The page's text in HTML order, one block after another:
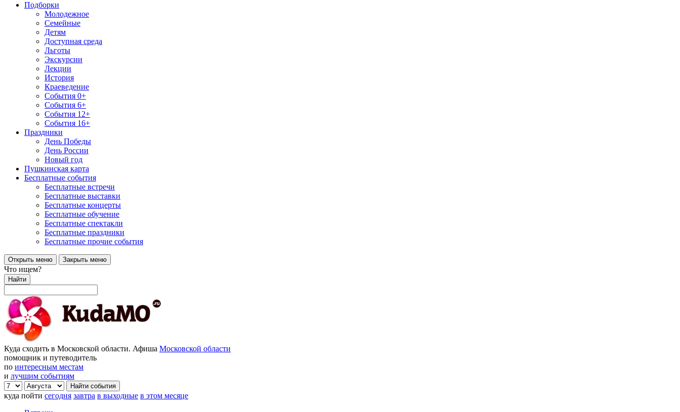
Подборки
Молодежное
Семейные
Детям
Доступная среда
Льготы
Экскурсии
Лекции
История
Краеведение
События 0+
События 6+
События 12+
События 16+
Праздники
День Победы
День России
Новый год
Пушкинская карта
Бесплатные события
Бесплатные встречи
Бесплатные выставки
Бесплатные концерты
Бесплатные обучение
Бесплатные спектакли
Бесплатные праздники
Бесплатные прочие события
Открыть меню Закрыть меню
Что ищем?
Найти
Куда сходить в Московской области. Афиша Московской области
помощник и путеводитель
по интересным местам
и лучшим событиям
куда пойти сегодня завтра в выходные в этом месяце